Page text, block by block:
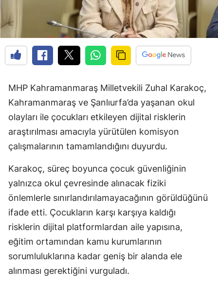
MHP Kahramanmaraş Milletvekili Zuhal Karakoç,
Kahramanmaraş ve Şanlıurfa’da yaşanan okul
olayları ile çocukları etkileyen dijital risklerin
araştırılması amacıyla yürütülen komisyon
çalışmalarının tamamlandığını duyurdu.
Karakoç, süreç boyunca çocuk güvenliğinin
yalnızca okul çevresinde alınacak fiziki
önlemlerle sınırlandırılamayacağının görüldüğünü
ifade etti. Çocukların karşı karşıya kaldığı
risklerin dijital platformlardan aile yapısına,
eğitim ortamından kamu kurumlarının
sorumluluklarına kadar geniş bir alanda ele
alınması gerektiğini vurguladı.